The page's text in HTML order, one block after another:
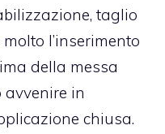
taglio
l’inserimento
della messa
avvenire in
chiusa.